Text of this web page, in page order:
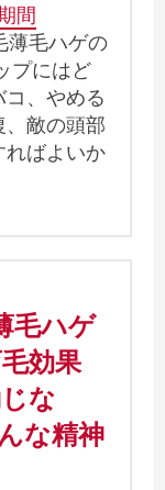
間
薄毛ハゲの
プにはど
、やめる
敵の頭部
ればよいか
毛ハゲ
効果
な
な精神